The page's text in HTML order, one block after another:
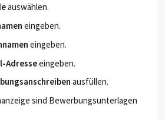
auswählen.
eingeben.
eingeben.
Adresseeingeben.
ausfüllen.
sind Bewerbungsunterlagen